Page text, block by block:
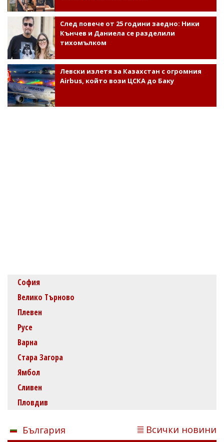
След повече от 25 години заедно: Ники
Кънчев и Даниела се разделили
тихомълком
Левски излетя за Казахстан с огромния
Airbus, който вози ЦСКА до Баку
София
Велико Търново
Плевен
Русе
Варна
Стара Загора
Ямбол
Сливен
Пловдив
България Всички новини